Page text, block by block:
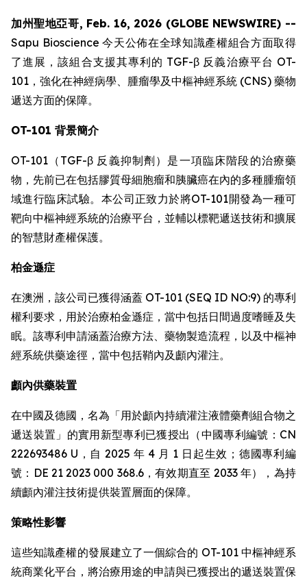
加州聖地亞哥, Feb. 16, 2026 (GLOBE NEWSWIRE) --
Sapu Bioscience 今天公佈在全球知識產權組合方面取得
了進展，該組合支援其專利的 TGF-β 反義治療平台 OT-
101，強化在神經病學、腫瘤學及中樞神經系統 (CNS) 藥物
遞送方面的保障。
OT-101 背景簡介
OT-101（TGF-β 反義抑制劑）是一項臨床階段的治療藥
物，先前已在包括膠質母細胞瘤和胰臟癌在內的多種腫瘤領
域進行臨床試驗。本公司正致力於將OT-101開發為一種可
靶向中樞神經系統的治療平台，並輔以標靶遞送技術和擴展
的智慧財產權保護。
柏金遜症
在澳洲，該公司已獲得涵蓋 OT-101 (SEQ ID NO:9) 的專利
權利要求，用於治療柏金遜症，當中包括日間過度嗜睡及失
眠。該專利申請涵蓋治療方法、藥物製造流程，以及中樞神
經系統供藥途徑，當中包括鞘內及顱內灌注。
顱內供藥裝置
在中國及德國，名為「用於顱內持續灌注液體藥劑組合物之
遞送裝置」的實用新型專利已獲授出（中國專利編號：CN
222693486 U，自 2025 年 4 月 1 日起生效；德國專利編
號：DE 21 2023 000 368.6，有效期直至 2033 年），為持
續顱內灌注技術提供裝置層面的保障。
策略性影響
這些知識產權的發展建立了一個綜合的 OT-101 中樞神經系
統商業化平台，將治療用途的申請與已獲授出的遞送裝置保